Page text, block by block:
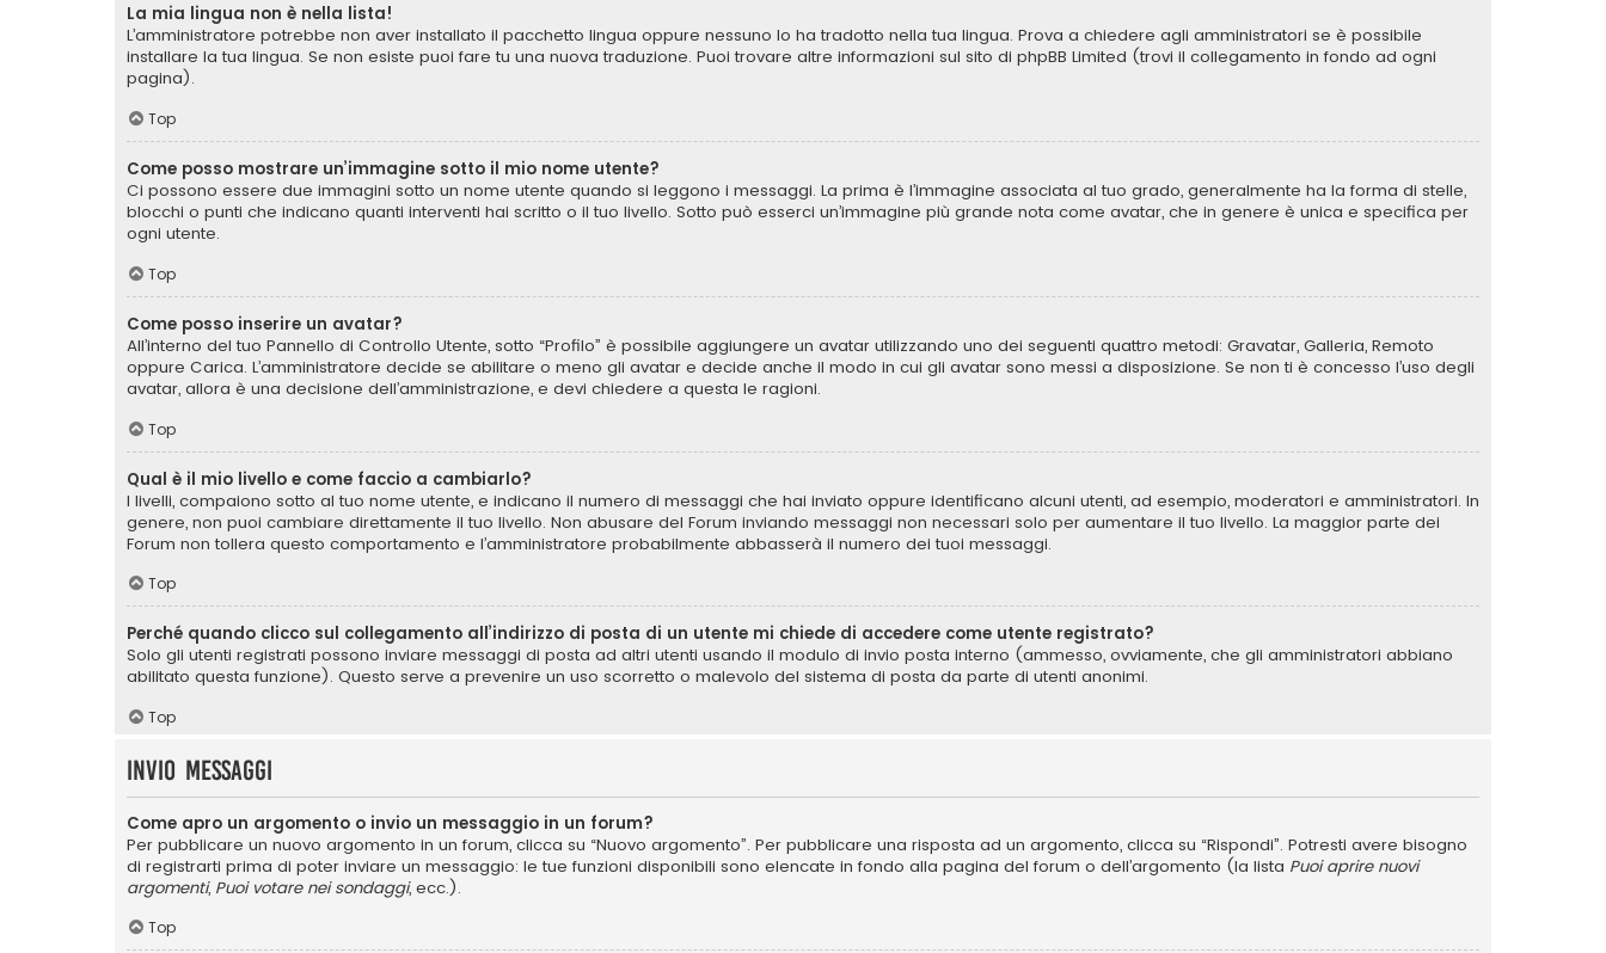
La mia lingua non è nella lista!
L’amministratore potrebbe non aver installato il pacchetto lingua oppure nessuno lo ha tradotto nella tua lingua. Prova a chiedere agli amministratori se è possibile
installare la tua lingua. Se non esiste puoi fare tu una nuova traduzione. Puoi trovare altre informazioni sul sito di phpBB Limited (trovi il collegamento in fondo ad ogni
pagina).
Top
Come posso mostrare un’immagine sotto il mio nome utente?
Ci possono essere due immagini sotto un nome utente quando si leggono i messaggi. La prima è l’immagine associata al tuo grado, generalmente ha la forma di stelle,
blocchi o punti che indicano quanti interventi hai scritto o il tuo livello. Sotto può esserci un’immagine più grande nota come avatar, che in genere è unica e specifica per
ogni utente.
Top
Come posso inserire un avatar?
All’interno del tuo Pannello di Controllo Utente, sotto “Profilo” è possibile aggiungere un avatar utilizzando uno dei seguenti quattro metodi: Gravatar, Galleria, Remoto
oppure Carica. L’amministratore decide se abilitare o meno gli avatar e decide anche il modo in cui gli avatar sono messi a disposizione. Se non ti è concesso l’uso degli
avatar, allora è una decisione dell’amministrazione, e devi chiedere a questa le ragioni.
Top
Qual è il mio livello e come faccio a cambiarlo?
I livelli, compaiono sotto al tuo nome utente, e indicano il numero di messaggi che hai inviato oppure identificano alcuni utenti, ad esempio, moderatori e amministratori. In
genere, non puoi cambiare direttamente il tuo livello. Non abusare del Forum inviando messaggi non necessari solo per aumentare il tuo livello. La maggior parte dei
Forum non tollera questo comportamento e l’amministratore probabilmente abbasserà il numero dei tuoi messaggi.
Top
Perché quando clicco sul collegamento all’indirizzo di posta di un utente mi chiede di accedere come utente registrato?
Solo gli utenti registrati possono inviare messaggi di posta ad altri utenti usando il modulo di invio posta interno (ammesso, ovviamente, che gli amministratori abbiano
abilitato questa funzione). Questo serve a prevenire un uso scorretto o malevolo del sistema di posta da parte di utenti anonimi.
Top
Invio Messaggi
Come apro un argomento o invio un messaggio in un forum?
Per pubblicare un nuovo argomento in un forum, clicca su “Nuovo argomento”. Per pubblicare una risposta ad un argomento, clicca su “Rispondi”. Potresti avere bisogno
di registrarti prima di poter inviare un messaggio: le tue funzioni disponibili sono elencate in fondo alla pagina del forum o dell’argomento (la lista Puoi aprire nuovi
argomenti, Puoi votare nei sondaggi, ecc.).
Top